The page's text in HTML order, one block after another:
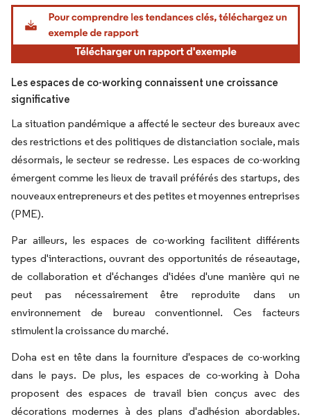
Image © Mordor Intelligence. La réutilisation nécessite une attribution sous CC BY
Les espaces de co-working connaissent une croissance
significative
La situation pandémique a affecté le secteur des bureaux avec
des restrictions et des politiques de distanciation sociale, mais
désormais, le secteur se redresse. Les espaces de co-working
émergent comme les lieux de travail préférés des startups, des
nouveaux entrepreneurs et des petites et moyennes entreprises
(PME).
Par ailleurs, les espaces de co-working facilitent différents
types d'interactions, ouvrant des opportunités de réseautage,
de collaboration et d'échanges d'idées d'une manière qui ne
peut pas nécessairement être reproduite dans un
environnement de bureau conventionnel. Ces facteurs
stimulent la croissance du marché.
Doha est en tête dans la fourniture d'espaces de co-working
dans le pays. De plus, les espaces de co-working à Doha
proposent des espaces de travail bien conçus avec des
décorations modernes à des plans d'adhésion abordables.